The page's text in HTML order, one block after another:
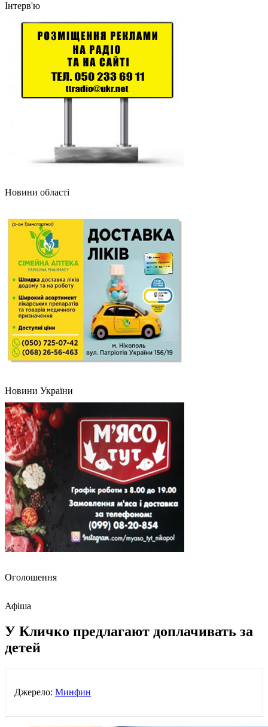
Інтерв'ю
Новини області
Новини України
Оголошення
Афіша
У Кличко предлагают доплачивать за
детей
Джерело: Минфин